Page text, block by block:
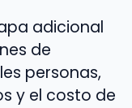
adicional
de
personas,
y el costo de